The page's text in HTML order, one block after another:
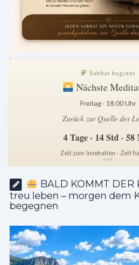
.
Sabbat beginnt
Nächste
Freitag · 18:00 Uhr
Zurück zur Quelle des
4 Tage · 14 Std ·
Zeit zum Innehalten · Zeit
***
BALD KOMMT DER
treu leben – morgen dem
begegnen